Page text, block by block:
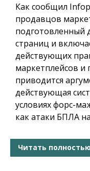
Как сообщил
продавцов
подготовленный
страниц и
действующих
маркетплейсов и
приводится
действующая
условиях форс-
как атаки БПЛА
Читать полностью